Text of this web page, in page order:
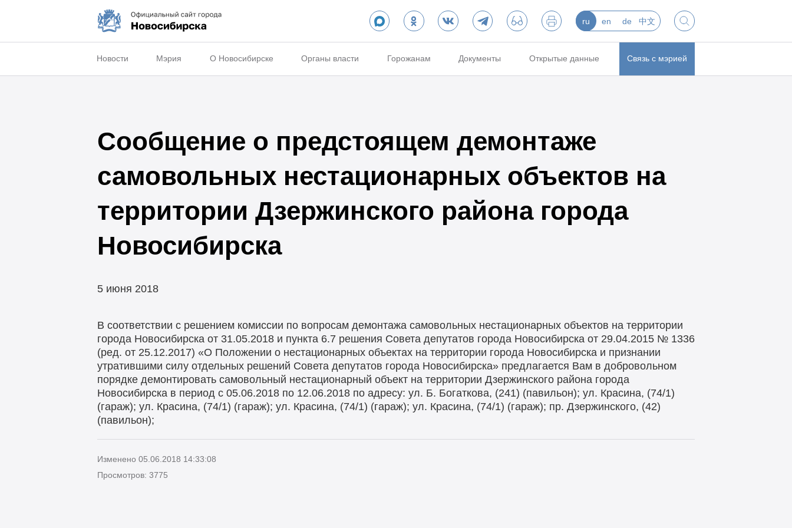
ru en de 中文
Новости Мэрия О Новосибирске Органы власти Горожанам Документы Открытые данные Связь с мэрией
Сообщение о предстоящем демонтаже
самовольных нестационарных объектов на
территории Дзержинского района города
Новосибирска
5 июня 2018
В соответствии с решением комиссии по вопросам демонтажа самовольных нестационарных объектов на территории
города Новосибирска от 31.05.2018 и пункта 6.7 решения Совета депутатов города Новосибирска от 29.04.2015 № 1336
(ред. от 25.12.2017) «О Положении о нестационарных объектах на территории города Новосибирска и признании
утратившими силу отдельных решений Совета депутатов города Новосибирска» предлагается Вам в добровольном
порядке демонтировать самовольный нестационарный объект на территории Дзержинского района города
Новосибирска в период с 05.06.2018 по 12.06.2018 по адресу: ул. Б. Богаткова, (241) (павильон); ул. Красина, (74/1)
(гараж); ул. Красина, (74/1) (гараж); ул. Красина, (74/1) (гараж); ул. Красина, (74/1) (гараж); пр. Дзержинского, (42)
(павильон);
Изменено 05.06.2018 14:33:08
Просмотров: 3775